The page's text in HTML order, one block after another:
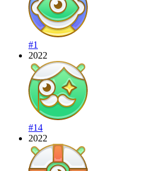
#1
2022
#14
2022